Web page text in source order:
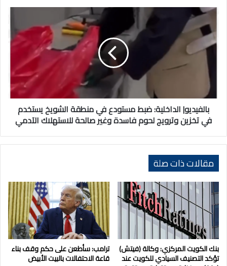
بالفيديو|
الداخلية:
ضبط
مستودع
منطقة
الشويخ
يستخدم
في
تخزين
وترويج
لحوم
فاسدة
صالحة
للاستهلاك
الآدمي
بالفيديو| الداخلية: ضبط مستودع في منطقة الشويخ يستخدم
في تخزين وترويج لحوم فاسدة وغير صالحة للاستهلاك الآدمي
مقالات ذات صلة
بنك الكويت المركزي: وكالة (فيتش)
تؤكد التصنيف السيادي للكويت عند
ترامب: سأطعن على حكم وقف بناء
قاعة الاحتفالات بالبيت الأبيض